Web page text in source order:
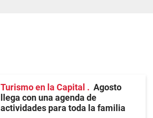
Turismo en la Capital
Agosto
llega con una agenda de
actividades para toda la familia